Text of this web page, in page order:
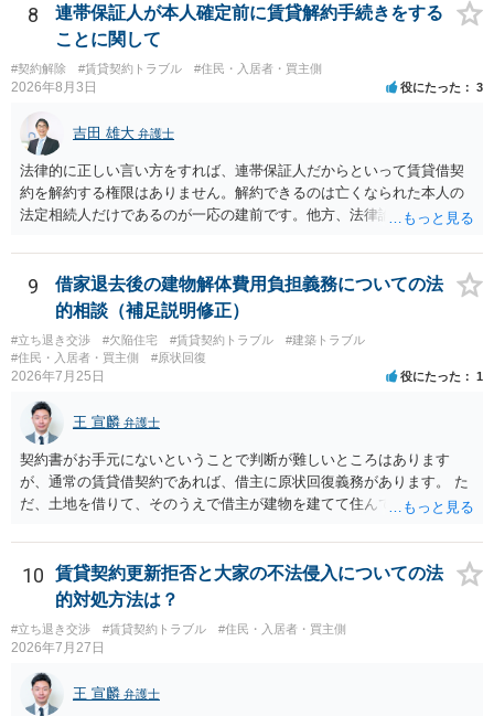
前提であり、借主が同意しなければ成立しません。 12年間の居住実
績、子どもの学校や地域とのつながり、転居費用の準備が困難な事情
などは、借主側の強い居住継続の必要性として正当事由判断において
重視される要素ですので、貸主側にかなり具体的な事情と立退料など
がない限り、更新拒絶が認められるハードルは一般的に高いと考えら
れます。 建物が未登記であること自体は、賃貸借契約の有効性を直ち
に否定するものではなく、引渡しがされていれば賃貸借の効力は原則
有効とされています。 今後の交渉では、①現在は普通借家契約が継続
しており定期借家への変更に合意していないこと、②貸主側の事情
（誰が所有者で誰が実際に住む予定か等）を具体的に書面で説明して
ほしいこと、③自分たちの居住継続の必要性を丁寧に伝えること、を
基本方針としたうえで、仮に一定時期の退去を検討する場合には、立
退料・引越費用・原状回復費用負担などの条件を明確にした書面を作
成することが重要です。 契約書では、更新条項・解除条項・期間の定
め・定期借家に関する記載の有無、これまでの更新時の合意内容
（「今回で最後」などの文言）が、借主不利な特約として無効になり
得るかどうかも含めて検討ポイントになりますので、署名押印前に内
容を十分に確認し、不明点は弁護士に相談することをおすすめしま
す。
8
連帯保証人が本人確定前に賃貸解約手続きをする
ことに関して
#契約解除 #賃貸契約トラブル #住民・入居者・買主側
2026年8月3日 役にたった 3
吉田 雄大 弁護士
法律的に正しい言い方をすれば、連帯保証人だからといって賃貸借契
約を解約する権限はありません。解約できるのは亡くなられた本人の
法定相続人だけであるのが一応の建前です。他方、法律論はさてお
する動機づけがなくなります。 今回進められつつある手続はあくまで
も、建物を賃貸人に一日も早く明け渡すための便宜的方法として理解
するのが良いと思います。またその方法で進めた方が、連帯保証人で
あるお知り合いさんにとっても、自身の経済的負担を最小限に食い止
められるため望ましいやり方だといえます。
9
借家退去後の建物解体費用負担義務についての法
的相談（補足説明修正）
#立ち退き交渉 #欠陥住宅 #賃貸契約トラブル
#建築トラブル
#住民・入居者・買主側
#原状回復
2026年7月25日 役にたった 1
王 宣麟 弁護士
契約書がお手元にないということで判断が難しいところはあります
が、通常の賃貸借契約であれば、借主に原状回復義務があります。 た
だ、土地を借りて、そのうえで借主が建物を建てて住んでいたケース
であれば、建物を収去して土地を明渡す義務は原則生じないはずで
す。 その後、建物を平屋に立て替えた場合であっても、貸主の承諾を
得ているのであれば、単純に費用を捻出した側に平屋の所有権が帰属
する、という話になるわけでもないように思います。 そのため、現
状、解体費用を負担することが明確な案件ではないため、まずは相手
に請求の根拠（なぜ当方が平屋の解体費用を負担しなければならない
のか）を確認されてみてはいかがでしょうか。
10
賃貸契約更新拒否と大家の不法侵入についての法
的対処方法は？
#立ち退き交渉 #賃貸契約トラブル #住民・入居者・買主側
2026年7月27日
王 宣麟 弁護士